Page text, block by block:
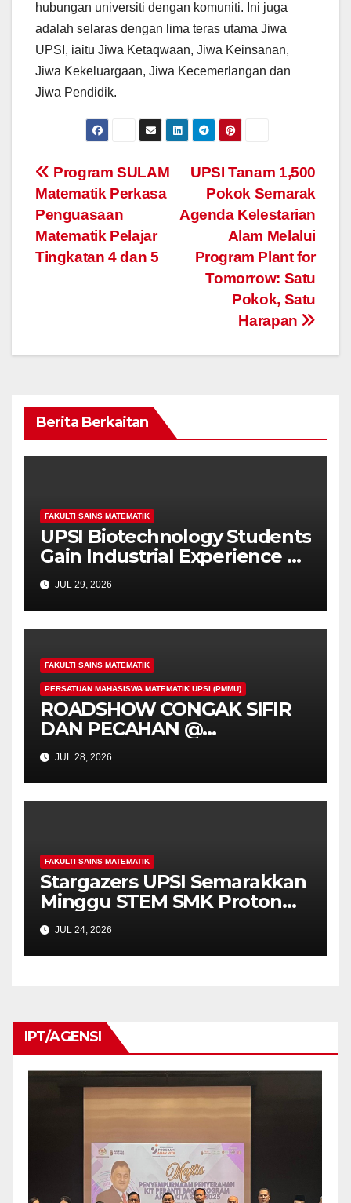
hubungan universiti dengan komuniti. Ini juga
adalah selaras dengan lima teras utama Jiwa
UPSI, iaitu Jiwa Ketaqwaan, Jiwa Keinsanan,
Jiwa Kekeluargaan, Jiwa Kecemerlangan dan
Jiwa Pendidik.
Navigasi
kiriman
UPSI Tanam 1,500
Pokok Semarak
Agenda Kelestarian
Alam Melalui
Program Plant for
Tomorrow: Satu
Pokok, Satu
Harapan
Program SULAM
Matematik Perkasa
Penguasaan
Matematik Pelajar
Tingkatan 4 dan 5
Berita Berkaitan
FAKULTI SAINS MATEMATIK
UPSI Biotechnology Students
Gain Industrial Experience at
Yakult Malaysia
JUL 29, 2026
FAKULTI SAINS MATEMATIK
PERSATUAN MAHASISWA MATEMATIK UPSI (PMMU)
ROADSHOW CONGAK SIFIR
DAN PECAHAN @
UNIVERSITI PENDIDIKAN
SULTAN IDRIS (UPSI)
JUL 28, 2026
FAKULTI SAINS MATEMATIK
Stargazers UPSI Semarakkan
Minggu STEM SMK Proton
City Melalui Pencerapan
Matahari
JUL 24, 2026
IPT/AGENSI